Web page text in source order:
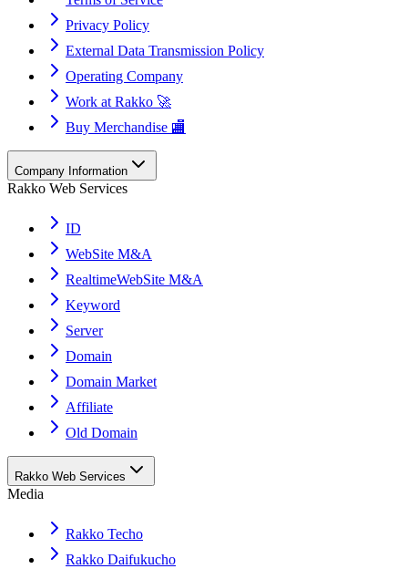
Privacy Policy
External Data Transmission Policy
Operating Company
Work at Rakko 🚀
Buy Merchandise 🏬
Company Information
Rakko Web Services
ID
WebSite M&A
RealtimeWebSite M&A
Keyword
Server
Domain
Domain Market
Affiliate
Old Domain
Rakko Web Services
Media
Rakko Techo
Rakko Daifukucho